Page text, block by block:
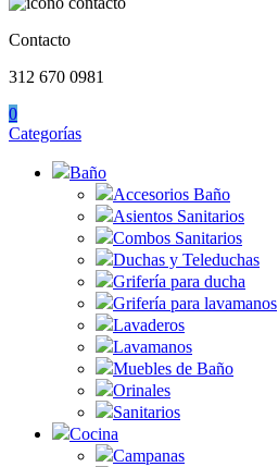
Contacto
312 670 0981
0
Categorías
Baño
Accesorios Baño
Asientos Sanitarios
Combos Sanitarios
Duchas y Teleduchas
Grifería para ducha
Grifería para lavamanos
Lavaderos
Lavamanos
Muebles de Baño
Orinales
Sanitarios
Cocina
Campanas